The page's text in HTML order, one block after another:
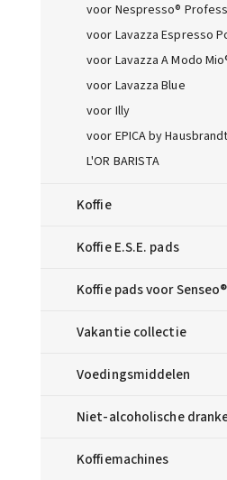
voor Nespresso®
voor Lavazza Espresso
voor Lavazza A Modo
voor Lavazza Blue
voor Illy
voor EPICA by Hausbrandt
L'OR BARISTA
Koffie
Koffie E.S.E. pads
Koffie pads voor Senseo®
Vakantie collectie
Voedingsmiddelen
Niet-alcoholische
Koffiemachines